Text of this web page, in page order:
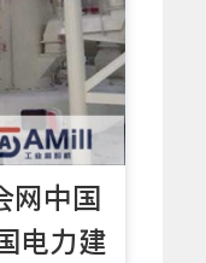
网中国
电力建